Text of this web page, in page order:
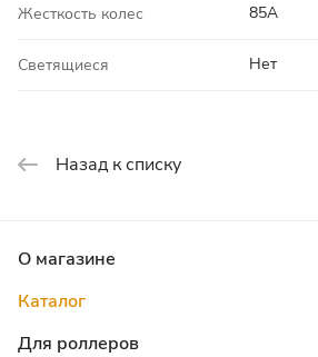
Жесткость колес 85A
Светящиеся Нет
Назад к списку
О магазине
Каталог
Для роллеров